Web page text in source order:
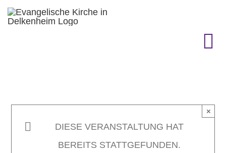
Zum
Inhalt
DIESE VERANSTALTUNG HAT
BEREITS STATTGEFUNDEN.
×